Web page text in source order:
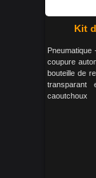
Kit
Pneumatique
coupure
bouteille de
caoutchoux